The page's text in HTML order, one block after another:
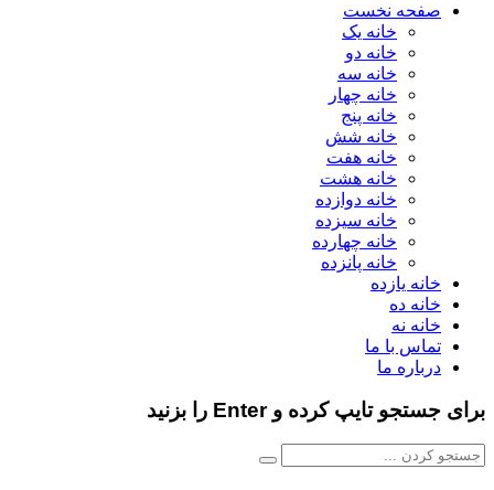
صفحه نخست
خانه یک
خانه دو
خانه سه
خانه چهار
خانه پنج
خانه شش
خانه هفت
خانه هشت
خانه دوازده
خانه سیزده
خانه چهارده
خانه پانزده
خانه یازده
خانه ده
خانه نه
تماس با ما
درباره ما
برای جستجو تایپ کرده و Enter را بزنید